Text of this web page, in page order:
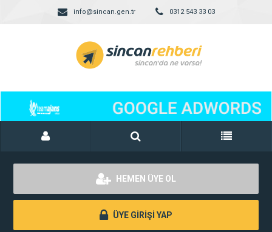
info@sincan.gen.tr 0312 543 33 03
HEMEN ÜYE OL
ÜYE GİRİŞİ YAP